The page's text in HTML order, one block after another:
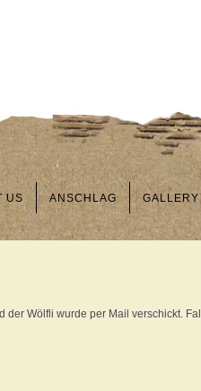
US ANSCHLAG GALLERY
der Wölfli wurde per Mail verschickt.